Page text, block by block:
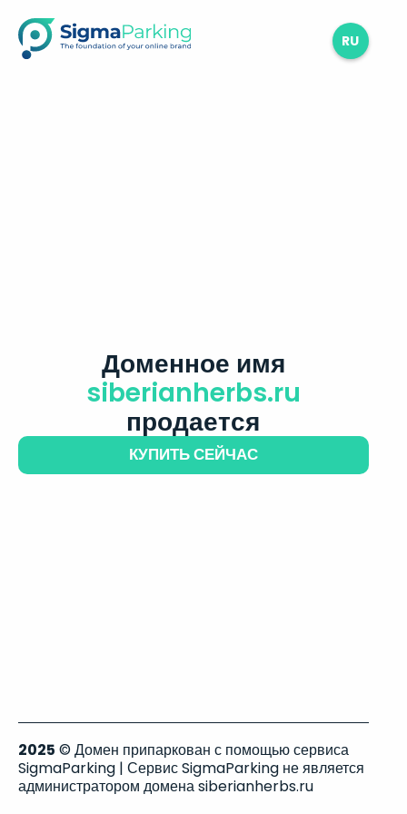
RU
Доменное имя
siberianherbs.ru
продается
КУПИТЬ СЕЙЧАС
2025 © Домен припаркован с помощью сервиса
SigmaParking | Сервис SigmaParking не является
администратором домена siberianherbs.ru